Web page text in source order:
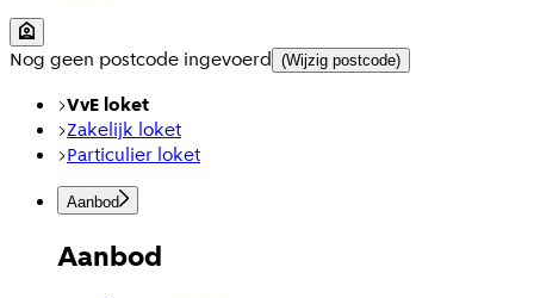
Nog geen postcode ingevoerd (Wijzig postcode)
VvE loket
Zakelijk loket
Particulier loket
Aanbod
Aanbod